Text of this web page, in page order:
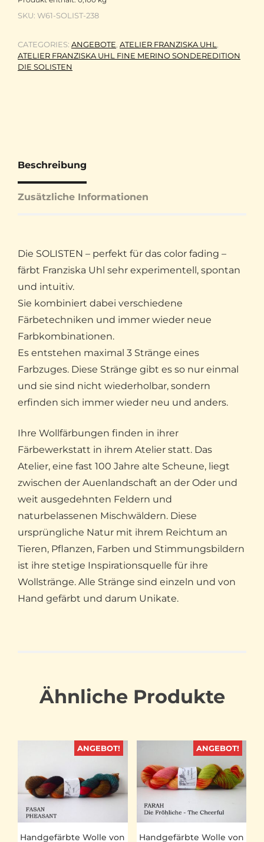
SKU: W61-SOLIST-238
CATEGORIES: ANGEBOTE ATELIER FRANZISKA UHL
ATELIER FRANZISKA UHL FINE MERINO SONDEREDITION
DIE SOLISTEN
Beschreibung
Zusätzliche Informationen
Die SOLISTEN – perfekt für das color fading –
färbt Franziska Uhl sehr experimentell, spontan
und intuitiv.
Sie kombiniert dabei verschiedene
Färbetechniken und immer wieder neue
Farbkombinationen.
Es entstehen maximal 3 Stränge eines
Farbzuges. Diese Stränge gibt es so nur einmal
und sie sind nicht wiederholbar, sondern
erfinden sich immer wieder neu und anders.
Ihre Wollfärbungen finden in ihrer
Färbewerkstatt in ihrem Atelier statt. Das
Atelier, eine fast 100 Jahre alte Scheune, liegt
zwischen der Auenlandschaft an der Oder und
weit ausgedehnten Feldern und
naturbelassenen Mischwäldern. Diese
ursprüngliche Natur mit ihrem Reichtum an
Tieren, Pflanzen, Farben und Stimmungsbildern
ist ihre stetige Inspirationsquelle für ihre
Wollstränge. Alle Stränge sind einzeln und von
Hand gefärbt und darum Unikate.
Ähnliche Produkte
ANGEBOT!
Handgefärbte Wolle von
ANGEBOT!
Handgefärbte Wolle von